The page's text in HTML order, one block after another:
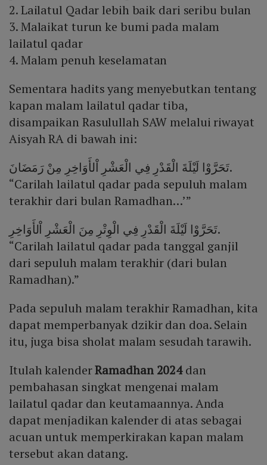
2. Lailatul Qadar lebih baik dari seribu bulan
3. Malaikat turun ke bumi pada malam
lailatul qadar
4. Malam penuh keselamatan
Sementara hadits yang menyebutkan tentang
kapan malam lailatul qadar tiba,
disampaikan Rasulullah SAW melalui riwayat
Aisyah RA di bawah ini:
تَحَرَّوْا لَيْلَةَ الْقَدْرِ فِي الْعَشْرِ اْلأَوَاخِرِ مِنْ رَمَضَانَ.
“Carilah lailatul qadar pada sepuluh malam
terakhir dari bulan Ramadhan…’”
تَحَرَّوْا لَيْلَةَ الْقَدْرِ فِي الْوِتْرِ مِنَ الْعَشْرِ اْلأَوَاخِرِ.
“Carilah lailatul qadar pada tanggal ganjil
dari sepuluh malam terakhir (dari bulan
Ramadhan).”
Pada sepuluh malam terakhir Ramadhan, kita
dapat memperbanyak dzikir dan doa. Selain
itu, juga bisa sholat malam sesudah tarawih.
Itulah kalenderRamadhan 2024dan
pembahasan singkat mengenai malam
lailatul qadar dan keutamaannya. Anda
dapat menjadikan kalender di atas sebagai
acuan untuk memperkirakan kapan malam
tersebut akan datang.